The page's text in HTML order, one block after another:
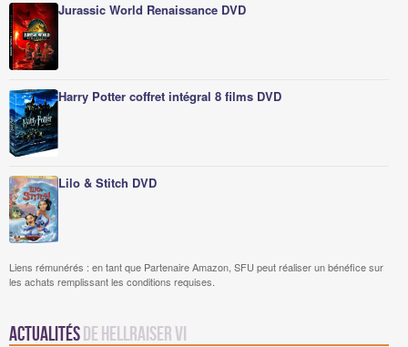
Jurassic World Renaissance DVD
Harry Potter coffret intégral 8 films DVD
Lilo & Stitch DVD
Liens rémunérés : en tant que Partenaire Amazon, SFU peut réaliser un bénéfice sur
les achats remplissant les conditions requises.
Actualités de Hellraiser VI